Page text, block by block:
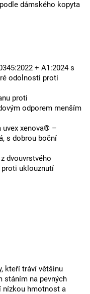
dámského kopyta
+ A1:2024 s
odolnosti proti
proti
odporem menším
uvex xenova® –
s dobrou boční
dvouvrstvého
uklouznutí
kteří tráví většinu
stáním na pevných
nízkou hmotnost a